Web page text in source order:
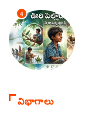
4
విభాగాలు